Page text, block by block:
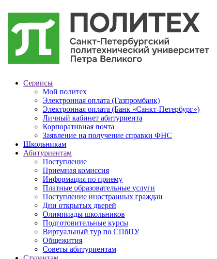
Сервисы
Мой политех
Электронная оплата (Газпромбанк)
Электронная оплата (Банк «Санкт-Петербург»)
Личный кабинет абитуриента
Корпоративная почта
Заявление на получение справки ФНС
Школьникам
Абитуриентам
Поступление
Приемная комиссия
Информация по приему
Платные образовательные услуги
Поступление иностранных граждан
Дни открытых дверей
Олимпиады школьников
Подготовительные курсы
Виртуальный тур по СПбПУ
Общежития
Советы абитуриентам